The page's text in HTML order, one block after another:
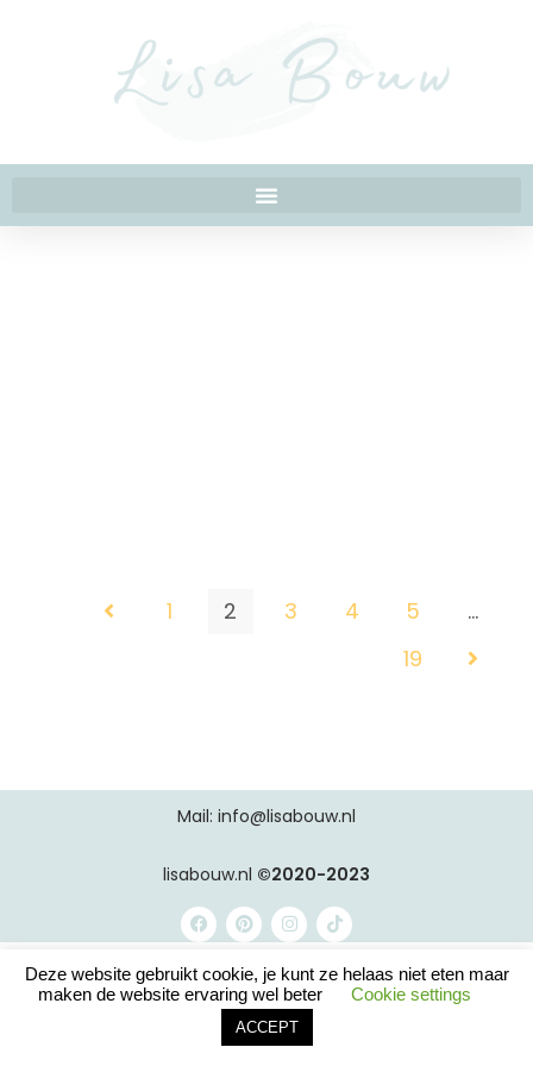
1 2 3 4 5
…
19
Mail: info@lisabouw.nl
lisabouw.nl ©2020-2023
Deze website gebruikt cookie, je kunt ze helaas niet eten maar
maken de website ervaring wel beter
Cookie settings
ACCEPT